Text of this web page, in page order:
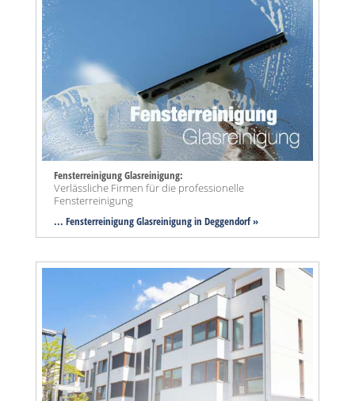
Fensterreinigung Glasreinigung:
Verlässliche Firmen für die professionelle
Fensterreinigung
... Fensterreinigung Glasreinigung in Deggendorf »